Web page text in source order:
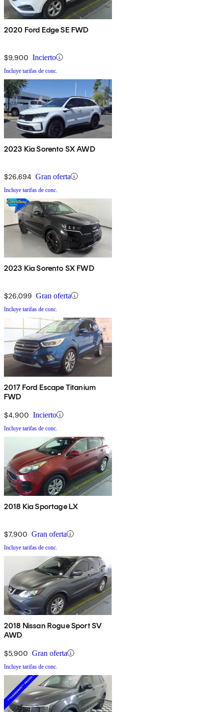
2020 Ford Edge SE FWD
$9,900 Incierto
Incluye tarifas de conc.
2023 Kia Sorento SX AWD
$26,694 Gran oferta
Incluye tarifas de conc.
2023 Kia Sorento SX FWD
$26,099 Gran oferta
Incluye tarifas de conc.
2017 Ford Escape Titanium
FWD
$4,900 Incierto
Incluye tarifas de conc.
2018 Kia Sportage LX
$7,900 Gran oferta
Incluye tarifas de conc.
2018 Nissan Rogue Sport SV
AWD
$5,900 Gran oferta
Incluye tarifas de conc.